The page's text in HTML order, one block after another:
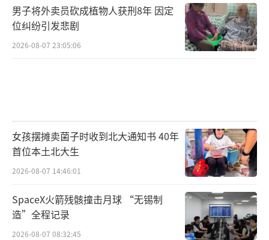
男子将外卖员砍成植物人获刑8年 因定
位纠纷引发悲剧
2026-08-07 23:05:06
女孩摆摊卖菌子时收到北大通知书 40年
首位本土北大生
2026-08-07 14:46:01
SpaceX火箭残骸撞击月球 “无锡制
造”全程记录
2026-08-07 08:32:45